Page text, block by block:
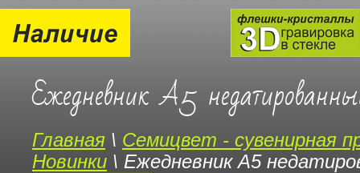
Ежедневник A5
Главная \ Семицвет - сувенирная
Новинки \ Ежедневник A5